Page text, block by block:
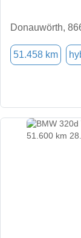
Donauwörth,
51.458 km